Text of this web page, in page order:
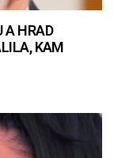
A HRAD
KAM